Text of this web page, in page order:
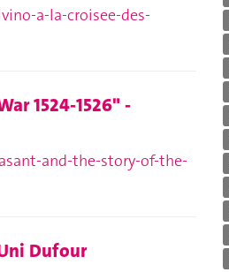
a-la-croisee-des-
1524-1526" -
and-the-story-of-the-
Dufour